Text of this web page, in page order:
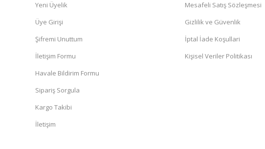
Yeni Üyelik
Üye Girişi
Şifremi Unuttum
İletişim Formu
Havale Bildirim Formu
Sipariş Sorgula
Kargo Takibi
İletişim
Mesafeli Satış Sözleşmesi
Gizlilik ve Güvenlik
İptal İade Koşullari
Kişisel Veriler Politikası